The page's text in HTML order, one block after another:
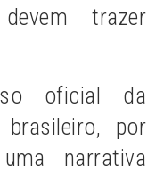
trazer
oficial da
por
narrativa